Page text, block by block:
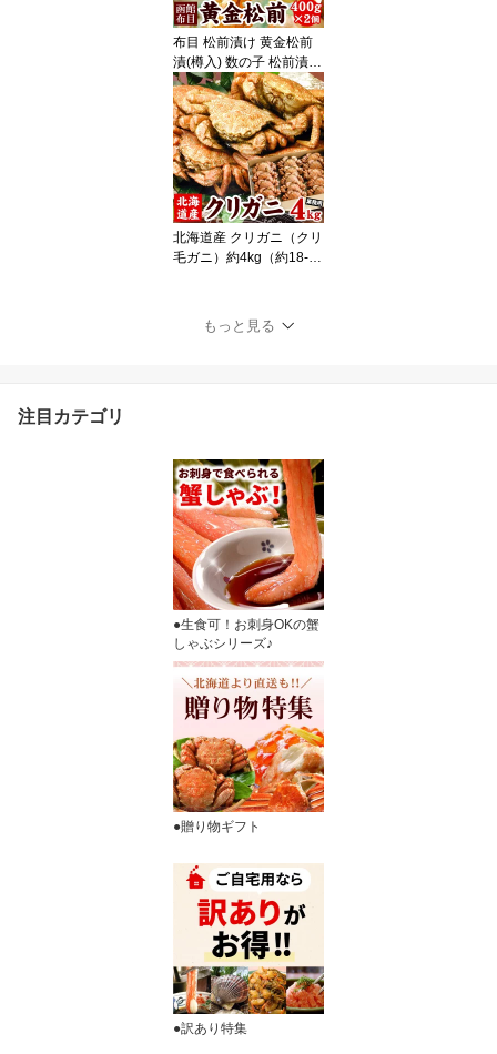
（沖縄宛は別途送料）
布目 松前漬け 黄金松前
漬(樽入) 数の子 松前漬 4
00g×2セット 松前 松前
漬け数の子 かずのこ ギ
フト お歳暮 お中元 父の
日 函館布目 北海道 お土
産にもオススメ 送料無料
（沖縄宛は別途送料を加
算）
北海道産 クリガニ（クリ
毛ガニ）約4kg（約18-26
カニ かに ギフト 送料無
料（沖縄宛は別途送料を
もっと見る
注目カテゴリ
●生食可！お刺身OKの蟹
しゃぶシリーズ♪
●贈り物ギフト
●訳あり特集